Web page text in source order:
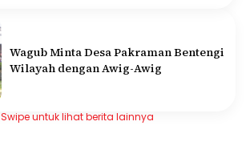
Wagub Minta Desa Pakraman Bentengi
Wilayah dengan Awig-Awig
Swipe untuk lihat berita lainnya